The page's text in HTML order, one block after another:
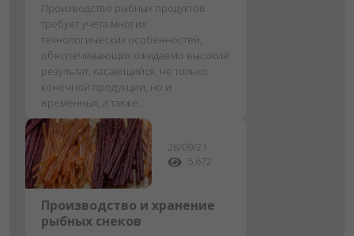
Производство рыбных продуктов
требует учета многих
технологических особенностей,
обеспечивающих ожидаемо высокий
результат, касающийся, не только
конечной продукции, но и
временных, а также...
28/09/21
5,672
Производство и хранение
рыбных снеков